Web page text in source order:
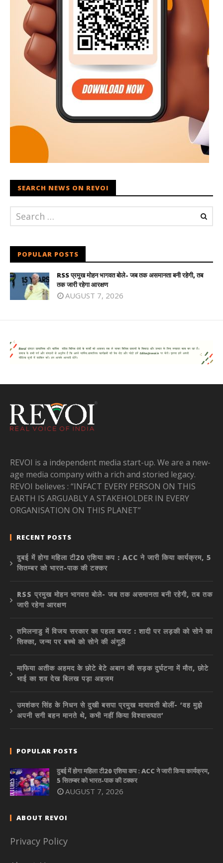
SEARCH NEWS ON REVOI
POPULAR POSTS
RSS प्रमुख मोहन भागवत बोले- जब तक असमानता बनी रहेगी, तब
तक जारी रहेगा आरक्षण
AUGUST 7, 2026
REVOI is a independent media start-up. We are a new-
age media company with a rich and storied legacy.
REVOI believes : “INFACT EVERY PERSON ON THIS
EARTH IS ARGUABLY A STAKEHOLDER IN EVERY
ORGANISATION ON THIS PLANET”
RECENT POSTS
दुबई में होगा महिला टी20 एशिया कप : ACC ने जारी किया कार्यक्रम, 5
सितम्बर को भारत-पाक की टक्कर
RSS प्रमुख मोहन भागवत बोले- जब तक असमानता बनी रहेगी, तब तक
जारी रहेगा आरक्षण
तमिलनाडु में विजय सरकार का पहला बजट : शादी पर लड़की को सोने का
सिक्का, जन्म पर बच्चे को सोने की अंगूठी
माफिया अतीक अहमद के छोटे बेटे अबान की सड़क दुर्घटना में मौत, छोटे
भाई का शव देख बिलख पड़ा अहजम
उमशंकर सिंह के निधन से दुखी बसपा प्रमुख मायावती बोलीं- ‘वह मुझे
अपनी सगी बहन मानते थे, कभी नहीं किया विश्वासघात’
POPULAR POSTS
दुबई में होगा महिला टी20 एशिया कप : ACC ने जारी किया कार्यक्रम,
5 सितम्बर को भारत-पाक की टक्कर
AUGUST 7, 2026
ABOUT REVOI
Privacy Policy